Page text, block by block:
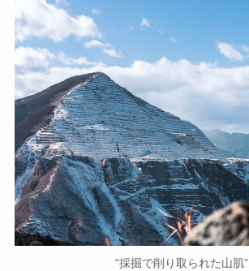
“採掘で削り取られた山肌”